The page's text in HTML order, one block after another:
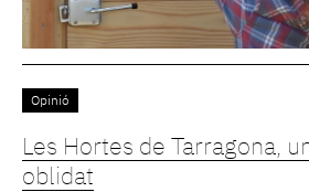
Opinió
Les Hortes de Tarragona,
oblidat